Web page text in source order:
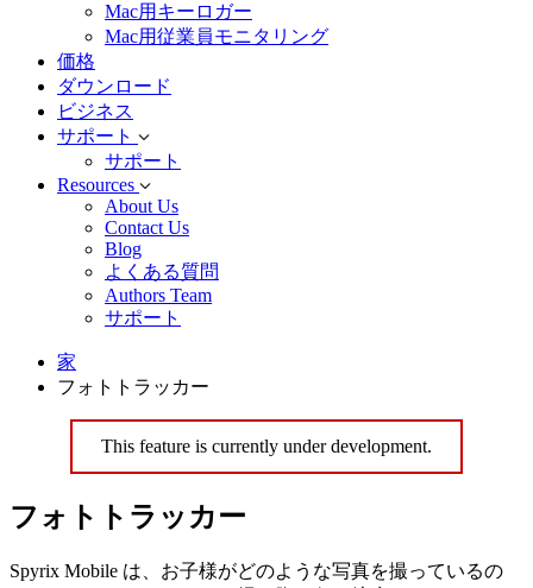
Mac用キーロガー
Mac用従業員モニタリング
価格
ダウンロード
ビジネス
サポート
サポート
Resources
About Us
Contact Us
Blog
よくある質問
Authors Team
サポート
家
フォトトラッカー
This feature is currently under development.
フォトトラッカー
Spyrix Mobile は、お子様がどのような写真を撮っているの